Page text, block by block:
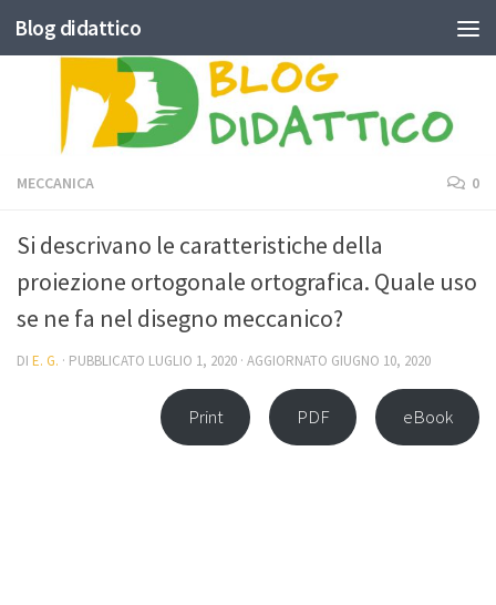
Skip to content
Blog didattico
MECCANICA 0
Si descrivano le caratteristiche della
proiezione ortogonale ortografica. Quale uso
se ne fa nel disegno meccanico?
DI E. G. · PUBBLICATO LUGLIO 1, 2020 · AGGIORNATO GIUGNO 10, 2020
Print PDF eBook